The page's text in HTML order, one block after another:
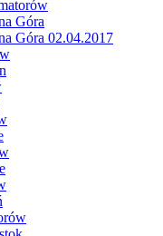
Góra
Góra 02.04.2017